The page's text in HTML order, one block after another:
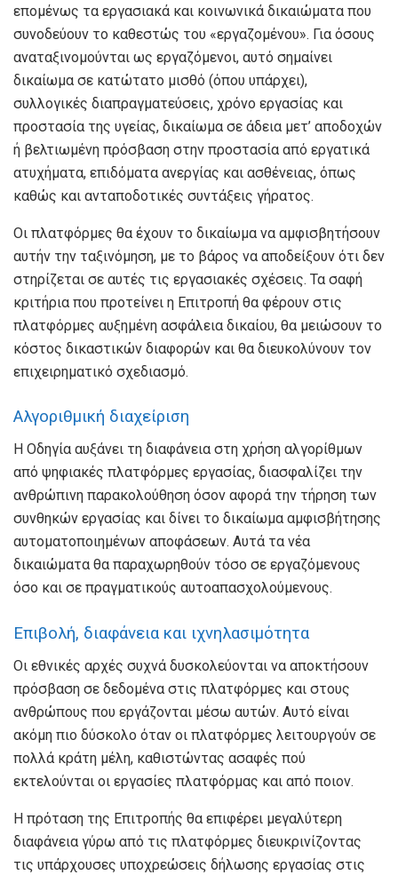
επομένως τα εργασιακά και κοινωνικά δικαιώματα που
συνοδεύουν το καθεστώς του «εργαζομένου». Για όσους
αναταξινομούνται ως εργαζόμενοι, αυτό σημαίνει
δικαίωμα σε κατώτατο μισθό (όπου υπάρχει),
συλλογικές διαπραγματεύσεις, χρόνο εργασίας και
προστασία της υγείας, δικαίωμα σε άδεια μετ’ αποδοχών
ή βελτιωμένη πρόσβαση στην προστασία από εργατικά
ατυχήματα, επιδόματα ανεργίας και ασθένειας, όπως
καθώς και ανταποδοτικές συντάξεις γήρατος.
Οι πλατφόρμες θα έχουν το δικαίωμα να αμφισβητήσουν
αυτήν την ταξινόμηση, με το βάρος να αποδείξουν ότι δεν
στηρίζεται σε αυτές τις εργασιακές σχέσεις. Τα σαφή
κριτήρια που προτείνει η Επιτροπή θα φέρουν στις
πλατφόρμες αυξημένη ασφάλεια δικαίου, θα μειώσουν το
κόστος δικαστικών διαφορών και θα διευκολύνουν τον
επιχειρηματικό σχεδιασμό.
Αλγοριθμική διαχείριση
Η Οδηγία αυξάνει τη διαφάνεια στη χρήση αλγορίθμων
από ψηφιακές πλατφόρμες εργασίας, διασφαλίζει την
ανθρώπινη παρακολούθηση όσον αφορά την τήρηση των
συνθηκών εργασίας και δίνει το δικαίωμα αμφισβήτησης
αυτοματοποιημένων αποφάσεων. Αυτά τα νέα
δικαιώματα θα παραχωρηθούν τόσο σε εργαζόμενους
όσο και σε πραγματικούς αυτοαπασχολούμενους.
Επιβολή, διαφάνεια και ιχνηλασιμότητα
Οι εθνικές αρχές συχνά δυσκολεύονται να αποκτήσουν
πρόσβαση σε δεδομένα στις πλατφόρμες και στους
ανθρώπους που εργάζονται μέσω αυτών. Αυτό είναι
ακόμη πιο δύσκολο όταν οι πλατφόρμες λειτουργούν σε
πολλά κράτη μέλη, καθιστώντας ασαφές πού
εκτελούνται οι εργασίες πλατφόρμας και από ποιον.
Η πρόταση της Επιτροπής θα επιφέρει μεγαλύτερη
διαφάνεια γύρω από τις πλατφόρμες διευκρινίζοντας
τις υπάρχουσες υποχρεώσεις δήλωσης εργασίας στις